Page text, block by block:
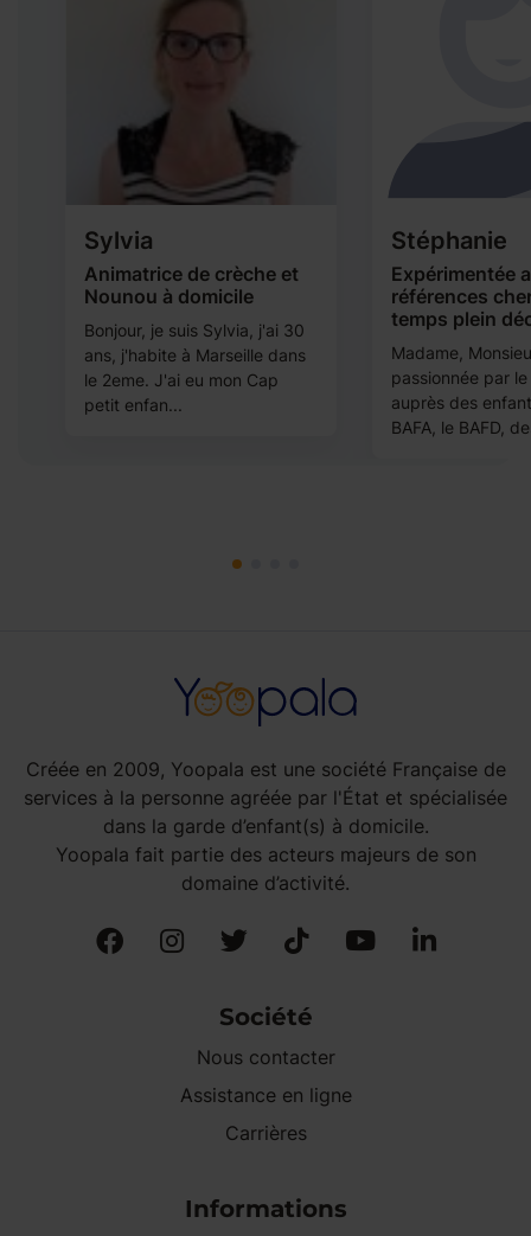
Sylvia
Animatrice de crèche et
Nounou à domicile
Bonjour, je suis Sylvia, j'ai 30
ans, j'habite à Marseille dans
le 2eme. J'ai eu mon Cap
petit enfan...
Stéphanie
Expérimentée
références
temps plein
Madame,
passionnée par
auprès des
BAFA, le BAFD,
Créée en 2009, Yoopala est une société Française de
services à la personne agréée par l'État et spécialisée
dans la garde d’enfant(s) à domicile.
Yoopala fait partie des acteurs majeurs de son
domaine d’activité.
Société
Nous contacter
Assistance en ligne
Carrières
Informations